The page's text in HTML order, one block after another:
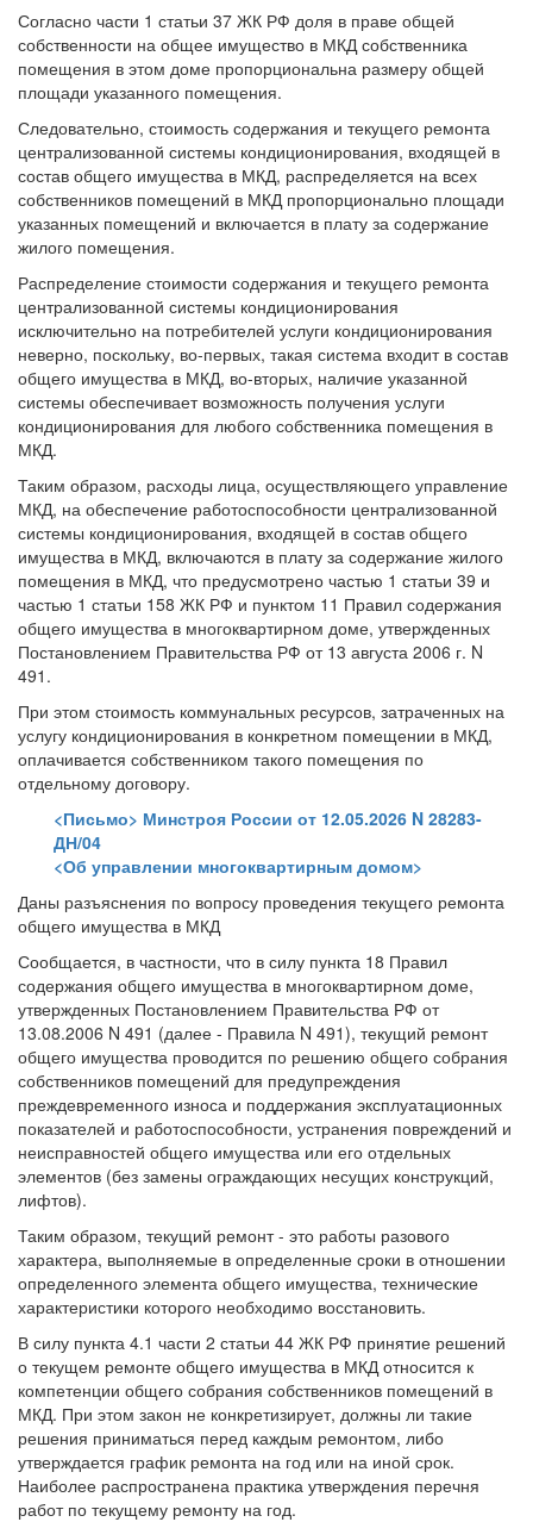
Согласно части 1 статьи 37 ЖК РФ доля в праве общей
собственности на общее имущество в МКД собственника
помещения в этом доме пропорциональна размеру общей
площади указанного помещения.
Следовательно, стоимость содержания и текущего ремонта
централизованной системы кондиционирования, входящей в
состав общего имущества в МКД, распределяется на всех
собственников помещений в МКД пропорционально площади
указанных помещений и включается в плату за содержание
жилого помещения.
Распределение стоимости содержания и текущего ремонта
централизованной системы кондиционирования
исключительно на потребителей услуги кондиционирования
неверно, поскольку, во-первых, такая система входит в состав
общего имущества в МКД, во-вторых, наличие указанной
системы обеспечивает возможность получения услуги
кондиционирования для любого собственника помещения в
МКД.
Таким образом, расходы лица, осуществляющего управление
МКД, на обеспечение работоспособности централизованной
системы кондиционирования, входящей в состав общего
имущества в МКД, включаются в плату за содержание жилого
помещения в МКД, что предусмотрено частью 1 статьи 39 и
частью 1 статьи 158 ЖК РФ и пунктом 11 Правил содержания
общего имущества в многоквартирном доме, утвержденных
Постановлением Правительства РФ от 13 августа 2006 г. N
491.
При этом стоимость коммунальных ресурсов, затраченных на
услугу кондиционирования в конкретном помещении в МКД,
оплачивается собственником такого помещения по
отдельному договору.
<Письмо> Минстроя России от 12.05.2026 N 28283-
ДН/04
<Об управлении многоквартирным домом>
Даны разъяснения по вопросу проведения текущего ремонта
общего имущества в МКД
Сообщается, в частности, что в силу пункта 18 Правил
содержания общего имущества в многоквартирном доме,
утвержденных Постановлением Правительства РФ от
13.08.2006 N 491 (далее - Правила N 491), текущий ремонт
общего имущества проводится по решению общего собрания
собственников помещений для предупреждения
преждевременного износа и поддержания эксплуатационных
показателей и работоспособности, устранения повреждений и
неисправностей общего имущества или его отдельных
элементов (без замены ограждающих несущих конструкций,
лифтов).
Таким образом, текущий ремонт - это работы разового
характера, выполняемые в определенные сроки в отношении
определенного элемента общего имущества, технические
характеристики которого необходимо восстановить.
В силу пункта 4.1 части 2 статьи 44 ЖК РФ принятие решений
о текущем ремонте общего имущества в МКД относится к
компетенции общего собрания собственников помещений в
МКД. При этом закон не конкретизирует, должны ли такие
решения приниматься перед каждым ремонтом, либо
утверждается график ремонта на год или на иной срок.
Наиболее распространена практика утверждения перечня
работ по текущему ремонту на год.